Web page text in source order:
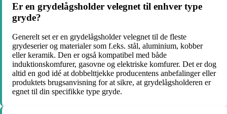
Er en grydelågsholder velegnet til enhver type
gryde?
Generelt set er en grydelågsholder velegnet til de fleste
grydeserier og materialer som f.eks. stål, aluminium, kobber
eller keramik. Den er også kompatibel med både
induktionskomfurer, gasovne og elektriske komfurer. Det er dog
altid en god idé at dobbelttjekke producentens anbefalinger eller
produktets brugsanvisning for at sikre, at grydelågsholderen er
egnet til din specifikke type gryde.